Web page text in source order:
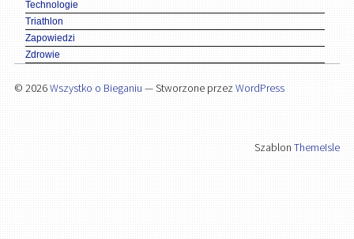
Technologie
Triathlon
Zapowiedzi
Zdrowie
© 2026Wszystko o Bieganiu — Stworzone przez WordPress
SzablonThemeIsle